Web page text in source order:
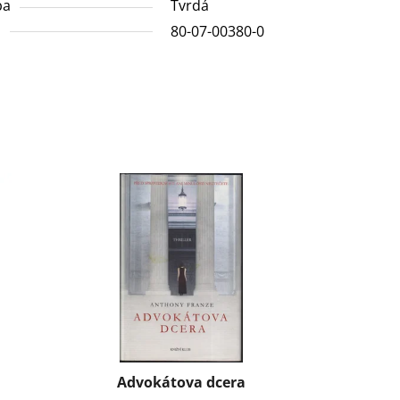
Tvrdá
80-07-00380-0
Advokátova dcera